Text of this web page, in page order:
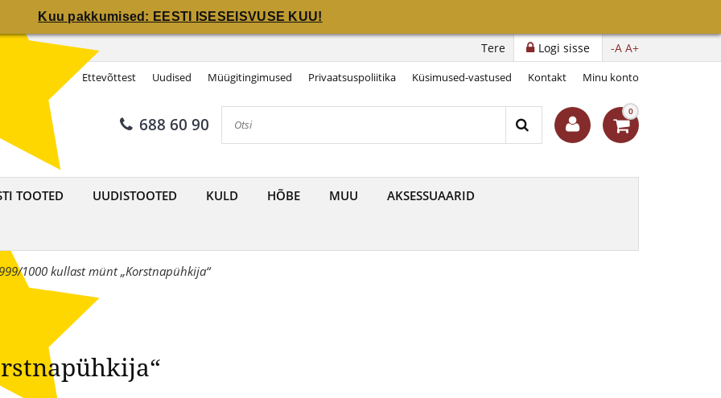
Kuu pakkumised: EESTI ISESEISVUSE KUU!
-A A+
Logi sisse
Tere
Ettevõttest Uudised Müügitingimused Privaatsuspoliitika Küsimused-vastused Kontakt Minu konto
688 60 90
0
TOOTED UUDISTOOTED KULD HÕBE MUU AKSESSUAARID
1000 kullast münt „Korstnapühkija“
kullast münt „Korstnapühkija“
Kuu pakkumised: EESTI ISESEISVUSE KUU!